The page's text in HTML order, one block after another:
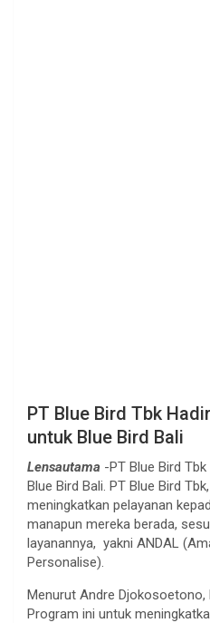
PT Blue Bird Tbk
untuk Blue Bird Bali
Lensautama -PT Blue Bird
Blue Bird Bali. PT Blue Bird
meningkatkan pelayanan
manapun mereka berada,
layanannya, yakni ANDAL
Personalise).
Menurut Andre Djokosoetono,
Program ini untuk